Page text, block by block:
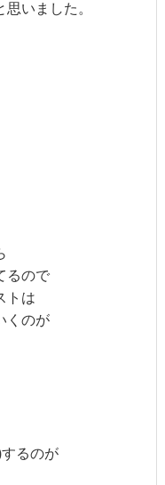
いました。
るので
トは
くのが
るのが